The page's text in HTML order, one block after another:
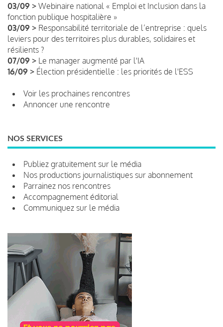
03/09 > Webinaire national « Emploi et Inclusion dans la
fonction publique hospitalière »
03/09 > Responsabilité territoriale de l’entreprise : quels
leviers pour des territoires plus durables, solidaires et
résilients ?
07/09 > Le manager augmenté par l'IA
16/09 > Élection présidentielle : les priorités de l'ESS
Voir les prochaines rencontres
Annoncer une rencontre
NOS SERVICES
Publiez gratuitement sur le média
Nos productions journalistiques sur abonnement
Parrainez nos rencontres
Accompagnement éditorial
Communiquez sur le média